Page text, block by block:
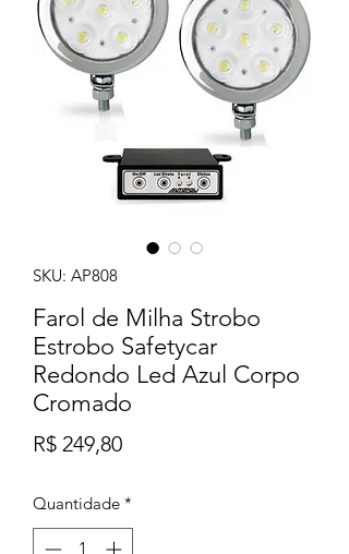
SKU: AP808
Farol de Milha Strobo
Estrobo Safetycar
Redondo Led Azul Corpo
Cromado
R$ 249,80Preço
Quantidade *